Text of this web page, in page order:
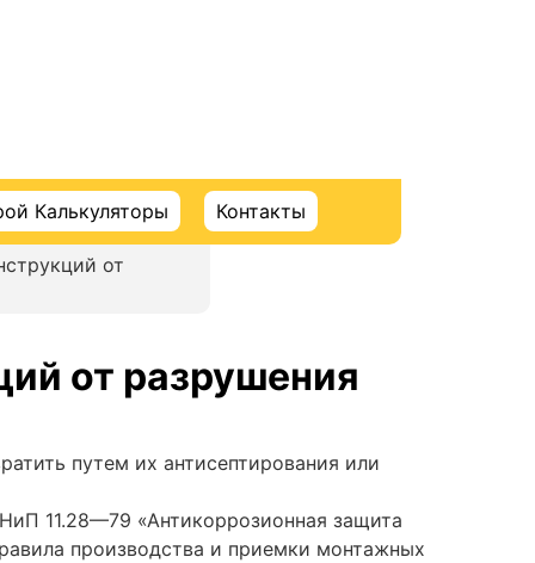
Калькуляторы Контакты
от
от разрушения
путем их антисептирования или
11.28—79 «Антикоррозионная защита
производства и приемки монтажных